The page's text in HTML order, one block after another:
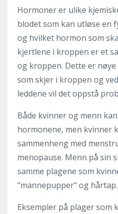
Hormoner er ulike
blodet som kan utløse en
og hvilket hormon som
kjertlene i kroppen er et
og kroppen. Dette er
som skjer i kroppen og
leddene vil det oppstå
Både kvinner og menn
hormonene, men kvinner
sammenheng med
menopause. Menn på sin
samme plagene som
"mannepupper" og hårtap.
Eksempler på plager som